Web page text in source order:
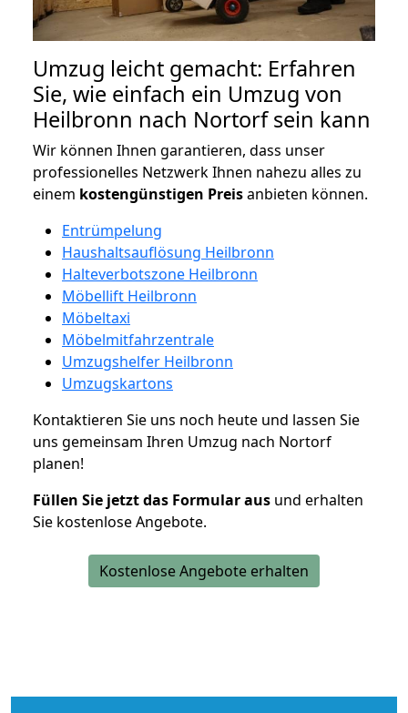
Umzug leicht gemacht: Erfahren
Sie, wie einfach ein Umzug von
Heilbronn nach Nortorf sein kann
Wir können Ihnen garantieren, dass unser
professionelles Netzwerk Ihnen nahezu alles zu
einem kostengünstigen Preisanbieten können.
Entrümpelung
Haushaltsauflösung Heilbronn
Halteverbotszone Heilbronn
Möbellift Heilbronn
Möbeltaxi
Möbelmitfahrzentrale
Umzugshelfer Heilbronn
Umzugskartons
Kontaktieren Sie uns noch heute und lassen Sie
uns gemeinsam Ihren Umzug nach Nortorf
planen!
Füllen Sie jetzt das Formular aus und erhalten
Sie kostenlose Angebote.
Kostenlose Angebote erhalten